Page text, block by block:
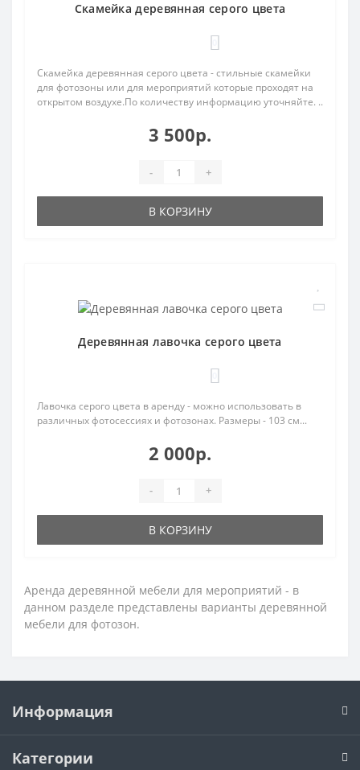
Скамейка деревянная серого цвета
Скамейка деревянная серого цвета - стильные скамейки
для фотозоны или для мероприятий которые проходят на
открытом воздухе.По количеству информацию уточняйте. ..
3 500р.
- +
В КОРЗИНУ
Деревянная лавочка серого цвета
Лавочка серого цвета в аренду - можно использовать в
различных фотосессиях и фотозонах. Размеры - 103 см...
2 000р.
- +
В КОРЗИНУ
Аренда деревянной мебели для мероприятий - в
данном разделе представлены варианты деревянной
мебели для фотозон.
Информация
Категории